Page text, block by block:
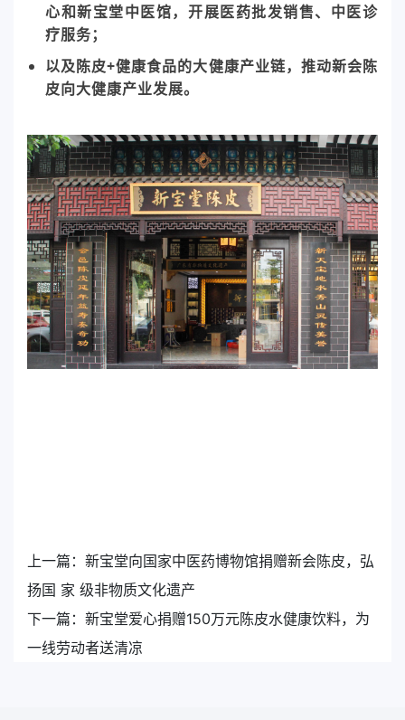
心和新宝堂中医馆，开展医药批发销售、中医诊
疗服务；
以及陈皮+健康食品的大健康产业链，推动新会陈
皮向大健康产业发展。
上一篇： 新宝堂向国家中医药博物馆捐赠新会陈皮，弘
扬国 家 级非物质文化遗产
下一篇： 新宝堂爱心捐赠150万元陈皮水健康饮料，为
一线劳动者送清凉